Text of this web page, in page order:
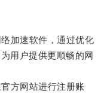
加速软件，通过优化
用户提供更顺畅的网
方网站进行注册账